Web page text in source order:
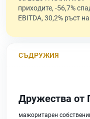
приходите, -56,7%
EBITDA, 30,2% ръст
СЪДРУЖИЯ
Дружества от
мажоритарен